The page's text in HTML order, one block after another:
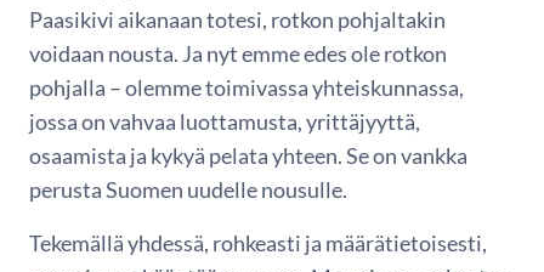
Paasikivi aikanaan totesi, rotkon pohjaltakin
voidaan nousta. Ja nyt emme edes ole rotkon
pohjalla – olemme toimivassa yhteiskunnassa,
jossa on vahvaa luottamusta, yrittäjyyttä,
osaamista ja kykyä pelata yhteen. Se on vankka
perusta Suomen uudelle nousulle.
Tekemällä yhdessä, rohkeasti ja määrätietoisesti,